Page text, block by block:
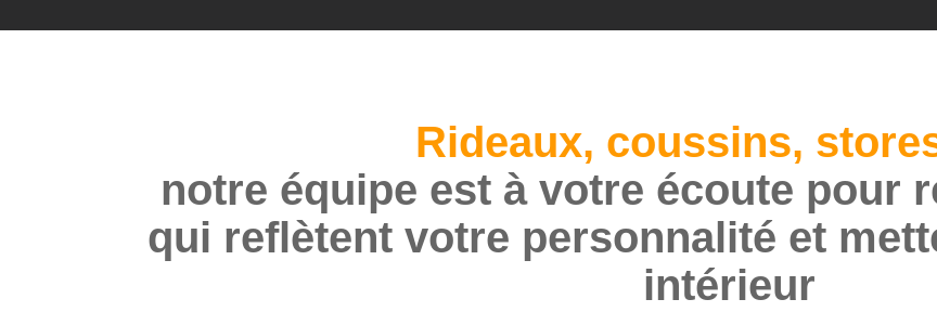
Rideaux, coussins,
notre équipe est à votre écoute pour
qui reflètent votre personnalité et
intérieur